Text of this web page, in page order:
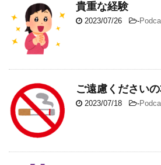
貴重な経験
2023/07/26 -
ご遠慮ください
2023/07/18 -